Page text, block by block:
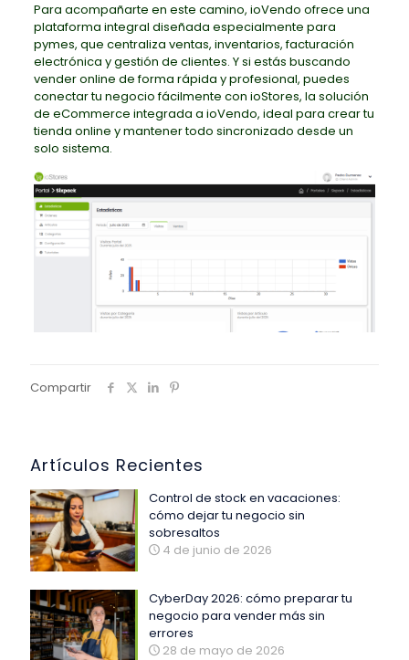
Para acompañarte en este camino, ioVendo ofrece una
plataforma integral diseñada especialmente para
pymes, que centraliza ventas, inventarios, facturación
electrónica y gestión de clientes. Y si estás buscando
vender online de forma rápida y profesional, puedes
conectar tu negocio fácilmente con ioStores, la solución
de eCommerce integrada a ioVendo, ideal para crear tu
tienda online y mantener todo sincronizado desde un
solo sistema.
Compartir
Artículos Recientes
Control de stock en vacaciones:
cómo dejar tu negocio sin
sobresaltos
4 de junio de 2026
CyberDay 2026: cómo preparar tu
negocio para vender más sin
errores
28 de mayo de 2026